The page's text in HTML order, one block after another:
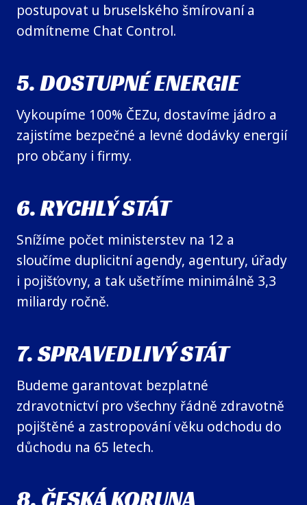
postupovat u bruselského šmírovaní a
odmítneme Chat Control.
5. DOSTUPNÉ ENERGIE
Vykoupíme 100% ČEZu, dostavíme jádro a
zajistíme bezpečné a levné dodávky energií
pro občany i firmy.
6. RYCHLÝ STÁT
Snížíme počet ministerstev na 12 a
sloučíme duplicitní agendy, agentury, úřady
i pojišťovny, a tak ušetříme minimálně 3,3
miliardy ročně.
7. SPRAVEDLIVÝ STÁT
Budeme garantovat bezplatné
zdravotnictví pro všechny řádně zdravotně
pojištěné a zastropování věku odchodu do
důchodu na 65 letech.
8. ČESKÁ KORUNA